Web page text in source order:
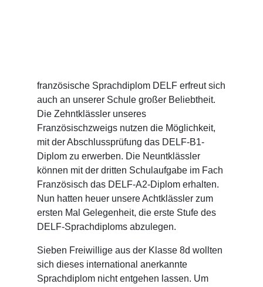
französische Sprachdiplom DELF erfreut sich
auch an unserer Schule großer Beliebtheit.
Die Zehntklässler unseres
Französischzweigs nutzen die Möglichkeit,
mit der Abschlussprüfung das DELF-B1-
Diplom zu erwerben. Die Neuntklässler
können mit der dritten Schulaufgabe im Fach
Französisch das DELF-A2-Diplom erhalten.
Nun hatten heuer unsere Achtklässler zum
ersten Mal Gelegenheit, die erste Stufe des
DELF-Sprachdiploms abzulegen.
Sieben Freiwillige aus der Klasse 8d wollten
sich dieses international anerkannte
Sprachdiplom nicht entgehen lassen. Um